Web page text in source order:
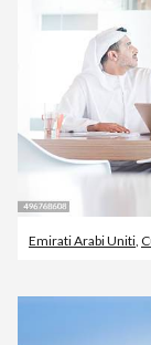
Emirati Arabi Uniti